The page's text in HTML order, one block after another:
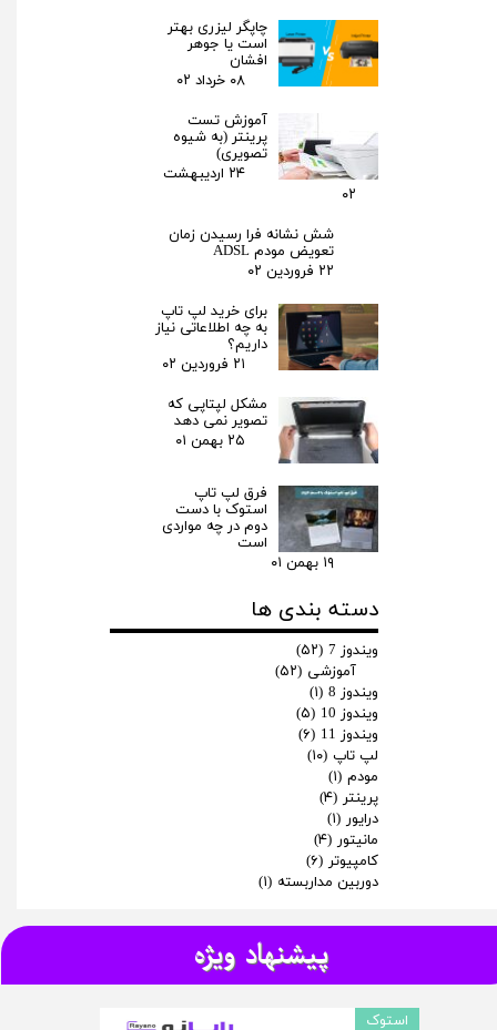
★★
چاپگر لیزری بهتر
است یا جوهر
افشان
۰۸ خرداد ۰۲
آموزش تست
پرینتر (به شیوه
تصویری)
۲۴ اردیبهشت
۰۲
شش نشانه فرا رسیدن زمان
تعویض مودم ADSL
۲۲ فروردین ۰۲
برای خرید لپ تاپ
به چه اطلاعاتی نیاز
داریم؟
۲۱ فروردین ۰۲
مشکل لپتاپی که
تصویر نمی دهد
۲۵ بهمن ۰۱
فرق لپ‌ تاپ
استوک با دست
دوم در چه مواردی
است
۱۹ بهمن ۰۱
دسته بندی ها
ویندوز 7
(۵۲)
آموزشی (۵۲)
ویندوز 8
(۱)
ویندوز 10
(۵)
ویندوز 11
(۶)
لپ تاپ (۱۰)
مودم (۱)
پرینتر (۴)
درایور (۱)
مانیتور (۴)
کامپیوتر (۶)
دوربین مداربسته (۱)
استوک
پیشنهاد ویژه